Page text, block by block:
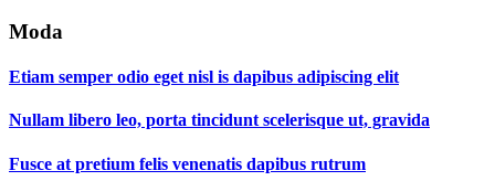
Moda
Etiam semper odio eget nisl is dapibus adipiscing elit
Nullam libero leo, porta tincidunt scelerisque ut, gravida
Fusce at pretium felis venenatis dapibus rutrum